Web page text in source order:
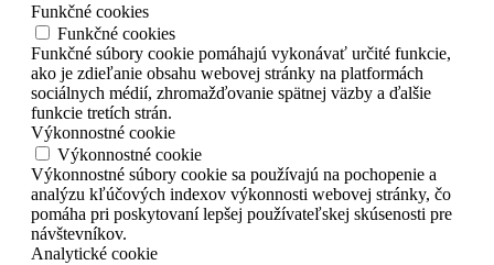
Funkčné cookies
Funkčné cookies
Funkčné súbory cookie pomáhajú vykonávať určité funkcie,
ako je zdieľanie obsahu webovej stránky na platformách
sociálnych médií, zhromažďovanie spätnej väzby a ďalšie
funkcie tretích strán.
Výkonnostné cookie
Výkonnostné cookie
Výkonnostné súbory cookie sa používajú na pochopenie a
analýzu kľúčových indexov výkonnosti webovej stránky, čo
pomáha pri poskytovaní lepšej používateľskej skúsenosti pre
návštevníkov.
Analytické cookie